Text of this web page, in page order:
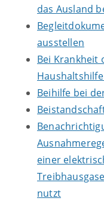
das Ausland
ausstellen
Bei Krankheit
Beihilfe bei
einer
nutzt